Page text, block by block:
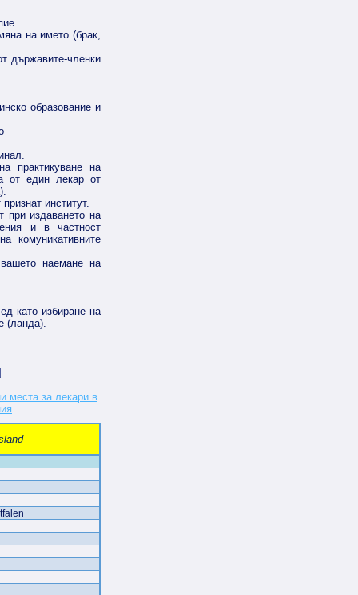
на името (брак,
държавите-членки
образование и
практикуване на
от един лекар от
институт.
при издаването на
и в частност
комуникативните
наемане на
като избиране на
(ланда).